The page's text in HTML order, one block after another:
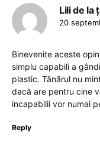
Lili de la
20
Binevenite aceste
simplu capabili a
plastic. Tânărul nu
dacă are pentru cine
incapabilii vor numai
Reply